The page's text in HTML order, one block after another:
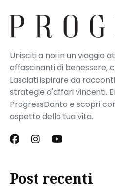
Unisciti a noi in un viaggio
affascinanti di benessere,
Lasciati ispirare da
strategie d'affari vincenti.
ProgressDanto e scopri
aspetto della tua vita.
Post recenti